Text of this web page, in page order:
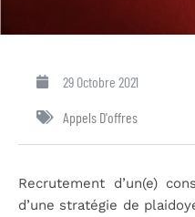
29 Octobre 2021
Appels D'offres
Recrutement d’un(e)
d’une stratégie de